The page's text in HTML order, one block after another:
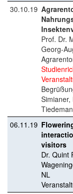
30.10.19
Prof. Dr.
Georg-
06.11.19
visitors
Dr. Quint
NL